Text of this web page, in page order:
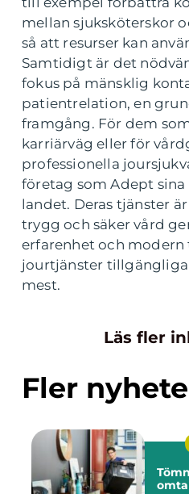
mellan sjuksköterskor
så att resurser kan
Samtidigt är det
fokus på mänsklig
patientrelation, en
framgång. För dem
karriärväg eller för
professionella
företag som Adept sina
landet. Deras tjänster
trygg och säker vård
erfarenhet och
jourtjänster tillgängliga
mest.
Läs fler
Fler